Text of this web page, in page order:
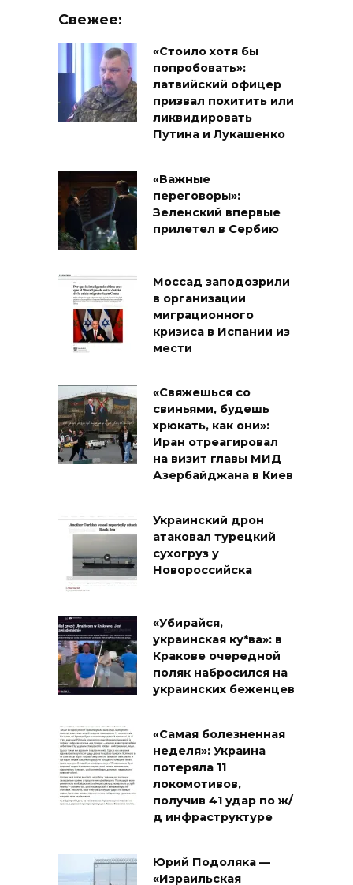
Свежее:
«Стоило хотя бы
попробовать»:
латвийский офицер
призвал похитить или
ликвидировать
Путина и Лукашенко
«Важные
переговоры»:
Зеленский впервые
прилетел в Сербию
Моссад заподозрили
в организации
миграционного
кризиса в Испании из
мести
«Свяжешься со
свиньями, будешь
хрюкать, как они»:
Иран отреагировал
на визит главы МИД
Азербайджана в Киев
Украинский дрон
атаковал турецкий
сухогруз у
Новороссийска
«Убирайся,
украинская ку*ва»: в
Кракове очередной
поляк набросился на
украинских беженцев
«Самая болезненная
неделя»: Украина
потеряла 11
локомотивов,
получив 41 удар по ж/
д инфраструктуре
Юрий Подоляка —
«Израильская